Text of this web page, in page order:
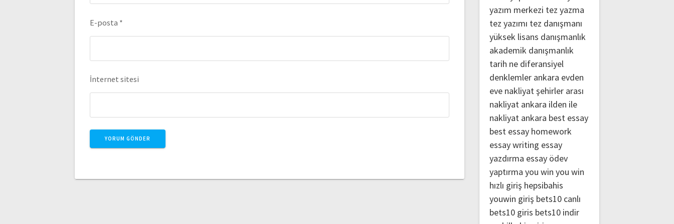
E-posta *
İnternet sitesi
yazım merkezi tez yazma
tez yazımı tez danışmanı
yüksek lisans danışmanlık
akademik danışmanlık
tarih ne diferansiyel
denklemler ankara evden
eve nakliyatşehirler arası
nakliyat ankara ilden ile
nakliyat ankara best essay
best essay homework
essay writing essay
yazdırma essay ödev
yaptırma you win you win
hızlı giriş hepsibahis
youwin giriş bets10 canlı
bets10 giris bets10 indir